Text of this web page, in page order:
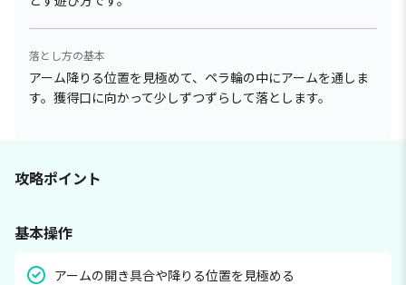
落とし方の基本
アーム降りる位置を見極めて、ペラ輪の中にアームを通しま
す。獲得口に向かって少しずつずらして落とします。
攻略ポイント
基本操作
アームの開き具合や降りる位置を見極める